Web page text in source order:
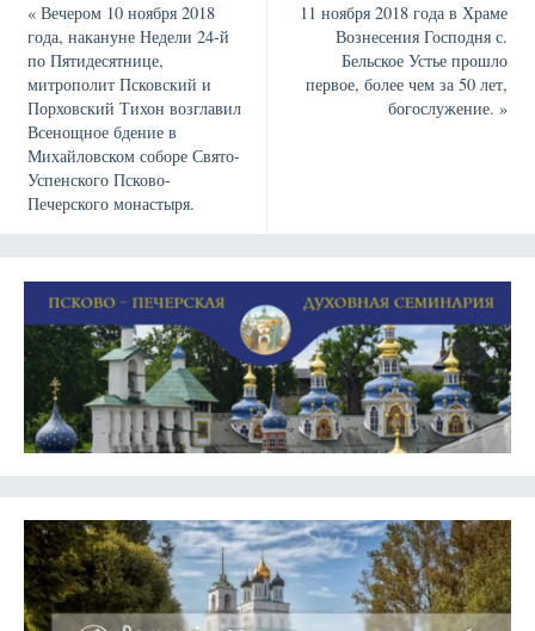
«Вечером 10 ноября 2018
года, накануне Недели 24-й
по Пятидесятнице,
митрополит Псковский и
Порховский Тихон возглавил
Всенощное бдение в
Михайловском соборе Свято-
Успенского Псково-
Печерского монастыря.
11 ноября 2018 года в Храме
Вознесения Господня с.
Бельское Устье прошло
первое, более чем за 50 лет,
богослужение.»